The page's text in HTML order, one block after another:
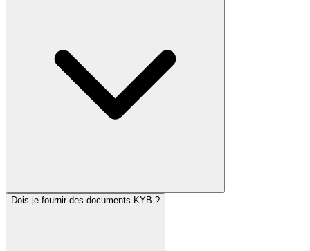
Dois-je fournir des documents KYB ?